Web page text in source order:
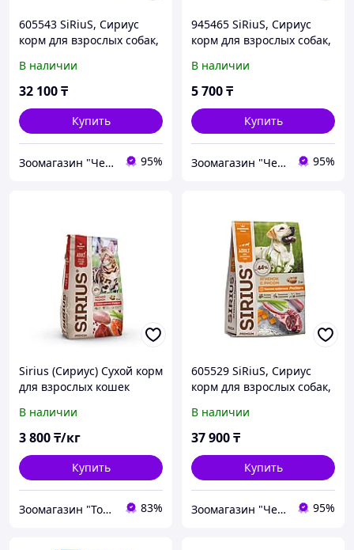
605543 SiRiuS, Сириус
корм для взрослых собак,
уп.15кг.
В наличии
32 100₸
Купить
Зоомагазин "Чемпион" 95%
945465 SiRiuS, Сириус
корм для взрослых собак,
В наличии
5 700₸
Купить
Зоомагазин "Чемпион" 95%
Sirius (Сириус) Сухой корм
для взрослых кошек
В наличии
3 800₸/кг
Купить
Зоомагазин "Толстый кот" 83%
605529 SiRiuS, Сириус
корм для взрослых собак,
В наличии
37 900₸
Купить
Зоомагазин "Чемпион" 95%